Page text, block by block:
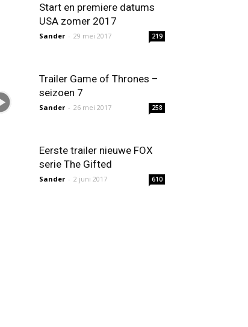
Start en premiere datums
USA zomer 2017
Sander - 29 mei 2017 219
Trailer Game of Thrones –
seizoen 7
Sander - 26 mei 2017 258
Eerste trailer nieuwe FOX
serie The Gifted
Sander - 2 juni 2017 610